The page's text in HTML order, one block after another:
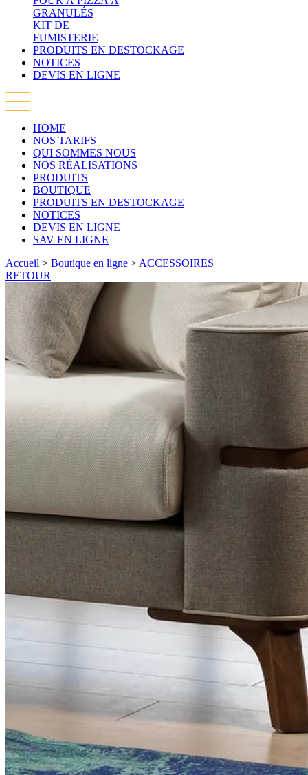
GRANULÉS
KIT DE
FUMISTERIE
PRODUITS EN DESTOCKAGE
NOTICES
DEVIS EN LIGNE
HOME
NOS TARIFS
QUI SOMMES NOUS
NOS RÉALISATIONS
PRODUITS
BOUTIQUE
PRODUITS EN DESTOCKAGE
NOTICES
DEVIS EN LIGNE
SAV EN LIGNE
Accueil > Boutique en ligne > ACCESSOIRES
RETOUR